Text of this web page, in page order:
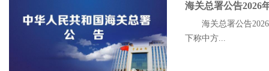
海关总署公告2026
海关总署公告
下称中方...